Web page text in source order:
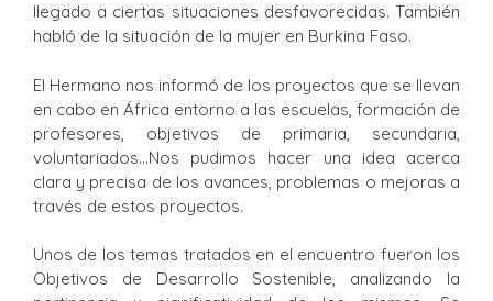
llegado a ciertas situaciones desfavorecidas. También
habló de la situación de la mujer en Burkina Faso.
El Hermano nos informó de los proyectos que se llevan
en cabo en África entorno a las escuelas, formación de
profesores, objetivos de primaria, secundaria,
voluntariados…Nos pudimos hacer una idea acerca
clara y precisa de los avances, problemas o mejoras a
través de estos proyectos.
Unos de los temas tratados en el encuentro fueron los
Objetivos de Desarrollo Sostenible, analizando la